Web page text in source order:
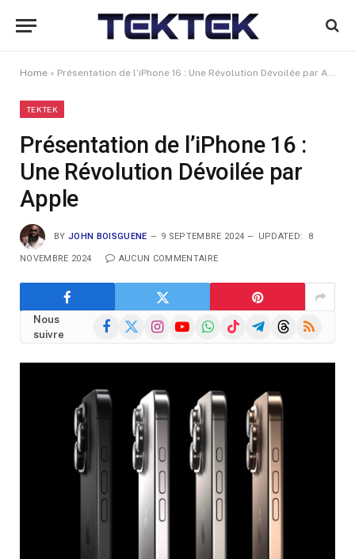
Home » Présentation de l’iPhone 16 : Une Révolution Dévoilée par Apple
TEKTEK
Présentation de l’iPhone 16 :
Une Révolution Dévoilée par
Apple
BY JOHN BOISGUENE 9 SEPTEMBRE 2024 UPDATED: 8
NOVEMBRE 2024 AUCUN COMMENTAIRE
Nous
suivre
Facebook
X
InstagramYouTubeWhatsAppTikTokTelegramThreads
RSS